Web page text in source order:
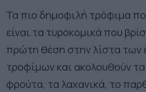
Τα πιο δημοφιλή τρόφιμα
είναι τα τυροκομικά που
πρώτη θέση στην λίστα των
τροφίμων και ακολουθούν
φρούτα, τα λαχανικά, το